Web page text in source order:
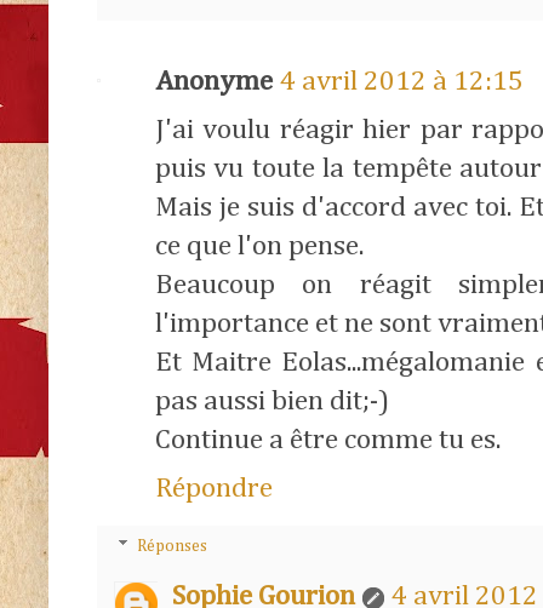
Anonyme 4 avril 2012 à 12:15
J'ai voulu réagir hier par
puis vu toute la tempête
Mais je suis d'accord avec toi.
ce que l'on pense.
Beaucoup on réagit
l'importance et ne sont
Et Maitre Eolas...mégalomanie
pas aussi bien dit;-)
Continue a être comme tu es.
Répondre
Réponses
Sophie Gourion 4 avril 2012